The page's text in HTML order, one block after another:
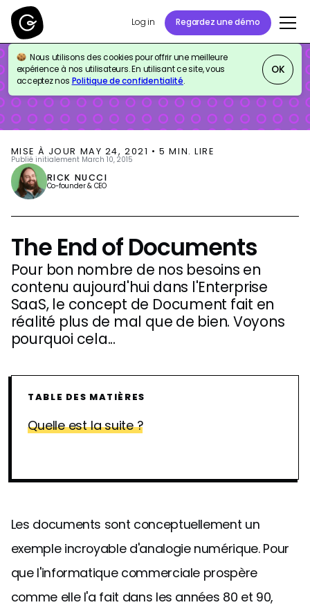
Log in Regardez une démo
Nous utilisons des cookies pour offrir une meilleure
expérience à nos utilisateurs. En utilisant ce site, vous
acceptez nos Politique de confidentialité.
OK
BLOG SALES ENABLEMENT
MISE À JOUR MAY 24, 2021 •5 MIN. LIRE
Publié initialement March 10, 2015
RICK NUCCI
Co-founder & CEO
The End of Documents
Pour bon nombre de nos besoins en
contenu aujourd'hui dans l'Enterprise
SaaS, le concept de Document fait en
réalité plus de mal que de bien. Voyons
pourquoi cela...
TABLE DES MATIÈRES
Quelle est la suite ?
Les documents sont conceptuellement un
exemple incroyable d'analogie numérique. Pour
que l'informatique commerciale prospère
comme elle l'a fait dans les années 80 et 90,